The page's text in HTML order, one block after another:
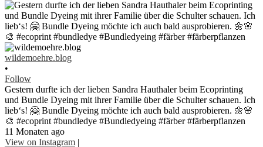
wildemoehre.blog
•
Follow
Gestern durfte ich der lieben Sandra Hauthaler beim Ecoprinting
und Bundle Dyeing mit ihrer Familie über die Schulter schauen. Ich
lieb‘s! 🤗 Bundle Dyeing möchte ich auch bald ausprobieren. 🌼🌸
🎨 #ecoprint #bundledye #Bundledyeing #färber #färberpflanzen
11 Monaten ago
View on Instagram |